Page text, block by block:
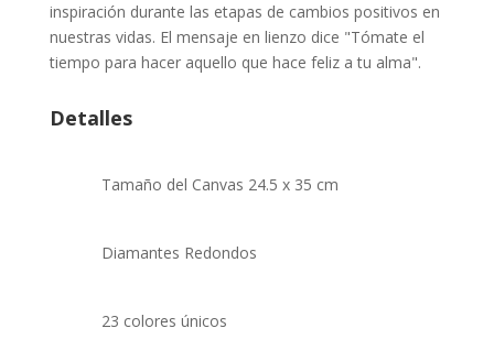
inspiración durante las etapas de cambios positivos en
nuestras vidas. El mensaje en lienzo dice "Tómate el
tiempo para hacer aquello que hace feliz a tu alma".
Detalles
Tamaño del Canvas 24.5 x 35 cm
Diamantes Redondos
23 colores únicos